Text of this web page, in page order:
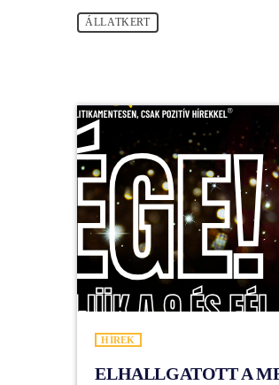
ÁLLATKERT
HÍREK
ELHALLGATOTT A